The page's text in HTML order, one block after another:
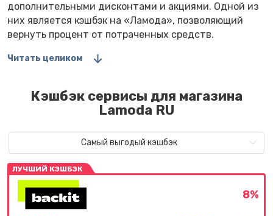
дополнительными дисконтами и акциями. Одной из
них является кэшбэк на «Ламода», позволяющий
вернуть процент от потраченных средств.
Читать целиком
Кэшбэк сервисы для магазина
Lamoda RU
Самый выгодый кэшбэк
ЛУЧШИЙ КЭШБЭК
8%